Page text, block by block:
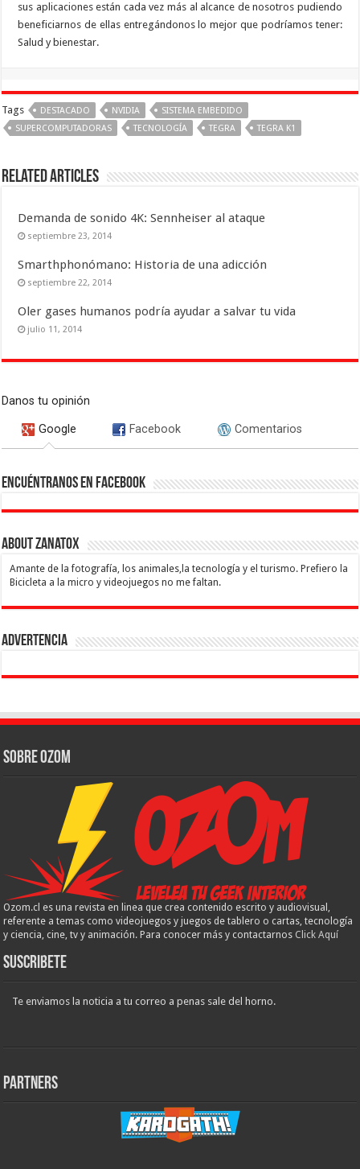
sus aplicaciones están cada vez más al alcance de nosotros pudiendo
beneficiarnos de ellas entregándonos lo mejor que podríamos tener:
Salud y bienestar.
Tags DESTACADO NVIDIA
SISTEMA EMBEDIDO
SUPERCOMPUTADORAS
TECNOLOGÍA TEGRA TEGRA K1
Related Articles
Demanda de sonido 4K: Sennheiser al ataque
septiembre 23, 2014
Smarthphonómano: Historia de una adicción
septiembre 22, 2014
Oler gases humanos podría ayudar a salvar tu vida
julio 11, 2014
Danos tu opinión
Google Facebook Comentarios
Encuéntranos en Facebook
About Zanatox
Amante de la fotografía, los animales,la tecnología y el turismo. Prefiero la
Bicicleta a la micro y videojuegos no me faltan.
Advertencia
Sobre Ozom
Ozom.cl es una revista en linea que crea contenido escrito y audiovisual,
referente a temas como videojuegos y juegos de tablero o cartas, tecnología
y ciencia, cine, tv y animación. Para conocer más y contactarnos Click Aquí
Suscribete
Te enviamos la noticia a tu correo a penas sale del horno.
Partners